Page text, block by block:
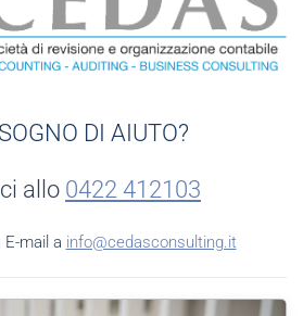
DI AIUTO?
allo 0422 412103
E-mail a info@cedasconsulting.it